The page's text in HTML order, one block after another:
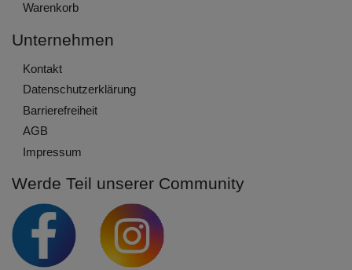
Warenkorb
Unternehmen
Kontakt
Daten­schutz­erklärung
Barrierefreiheit
AGB
Impressum
Werde Teil unserer Community